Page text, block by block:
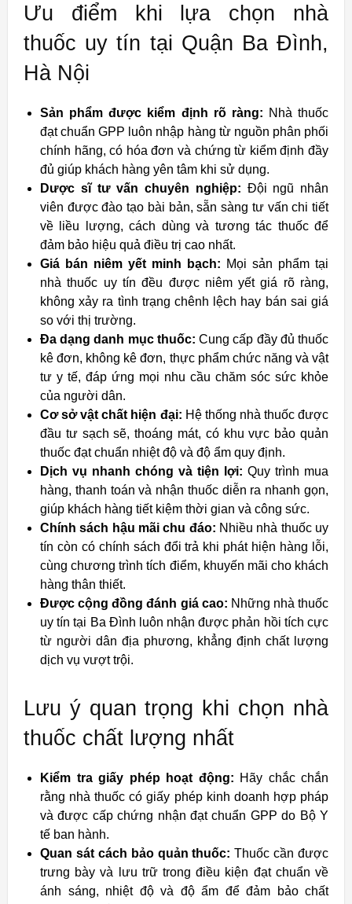
Ưu điểm khi lựa chọn nhà
thuốc uy tín tại Quận Ba Đình,
Hà Nội
Sản phẩm được kiểm định rõ ràng: Nhà thuốc
đạt chuẩn GPP luôn nhập hàng từ nguồn phân phối
chính hãng, có hóa đơn và chứng từ kiểm định đầy
đủ giúp khách hàng yên tâm khi sử dụng.
Dược sĩ tư vấn chuyên nghiệp: Đội ngũ nhân
viên được đào tạo bài bản, sẵn sàng tư vấn chi tiết
về liều lượng, cách dùng và tương tác thuốc để
đảm bảo hiệu quả điều trị cao nhất.
Giá bán niêm yết minh bạch: Mọi sản phẩm tại
nhà thuốc uy tín đều được niêm yết giá rõ ràng,
không xảy ra tình trạng chênh lệch hay bán sai giá
so với thị trường.
Đa dạng danh mục thuốc: Cung cấp đầy đủ thuốc
kê đơn, không kê đơn, thực phẩm chức năng và vật
tư y tế, đáp ứng mọi nhu cầu chăm sóc sức khỏe
của người dân.
Cơ sở vật chất hiện đại: Hệ thống nhà thuốc được
đầu tư sạch sẽ, thoáng mát, có khu vực bảo quản
thuốc đạt chuẩn nhiệt độ và độ ẩm quy định.
Dịch vụ nhanh chóng và tiện lợi: Quy trình mua
hàng, thanh toán và nhận thuốc diễn ra nhanh gọn,
giúp khách hàng tiết kiệm thời gian và công sức.
Chính sách hậu mãi chu đáo: Nhiều nhà thuốc uy
tín còn có chính sách đổi trả khi phát hiện hàng lỗi,
cùng chương trình tích điểm, khuyến mãi cho khách
hàng thân thiết.
Được cộng đồng đánh giá cao: Những nhà thuốc
uy tín tại Ba Đình luôn nhận được phản hồi tích cực
từ người dân địa phương, khẳng định chất lượng
dịch vụ vượt trội.
Lưu ý quan trọng khi chọn nhà
thuốc chất lượng nhất
Kiểm tra giấy phép hoạt động: Hãy chắc chắn
rằng nhà thuốc có giấy phép kinh doanh hợp pháp
và được cấp chứng nhận đạt chuẩn GPP do Bộ Y
tế ban hành.
Quan sát cách bảo quản thuốc: Thuốc cần được
trưng bày và lưu trữ trong điều kiện đạt chuẩn về
ánh sáng, nhiệt độ và độ ẩm để đảm bảo chất